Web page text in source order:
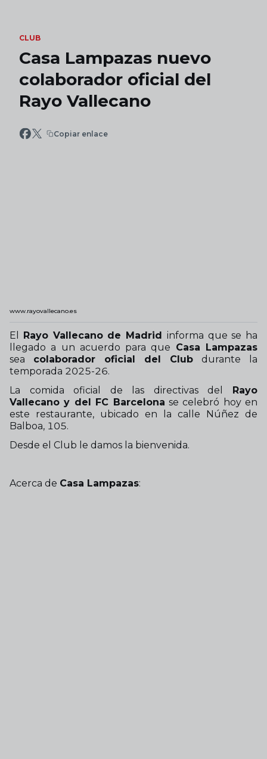
CLUB
Casa Lampazas nuevo
colaborador oficial del
Rayo Vallecano
Copiar enlace
www.rayovallecano.es
El Rayo Vallecano de Madrid informa que se ha
llegado a un acuerdo para que Casa Lampazas
sea colaborador oficial del Club durante la
temporada 2025-26.
La comida oficial de las directivas del Rayo
Vallecano y del FC Barcelona se celebró hoy en
este restaurante, ubicado en la calle Núñez de
Balboa, 105.
Desde el Club le damos la bienvenida.
Acerca de Casa Lampazas: